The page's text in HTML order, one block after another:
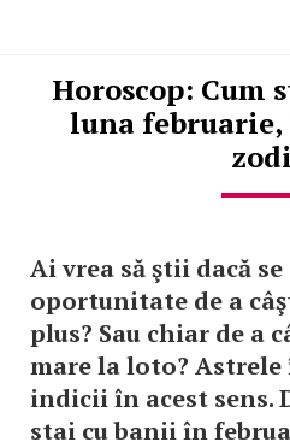
Horoscop: Cum
luna
Ai vrea să ştii dacă
oportunitate de a
plus? Sau chiar de a
mare la loto?
indicii în acest sens.
stai cu banii în